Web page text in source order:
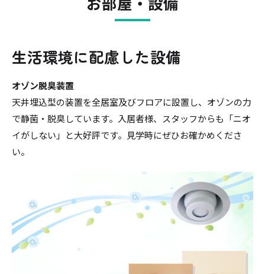
生活環境に配慮した設備
オゾン脱臭装置
天井埋込型の装置を全居室及びフロアに設置し、オゾンの力
で静菌・脱臭しています。入居者様、スタッフからも「ニオ
イがしない」と大好評です。見学時にぜひお確かめくださ
い。